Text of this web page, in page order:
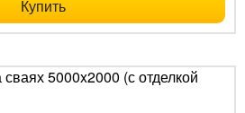
Купить